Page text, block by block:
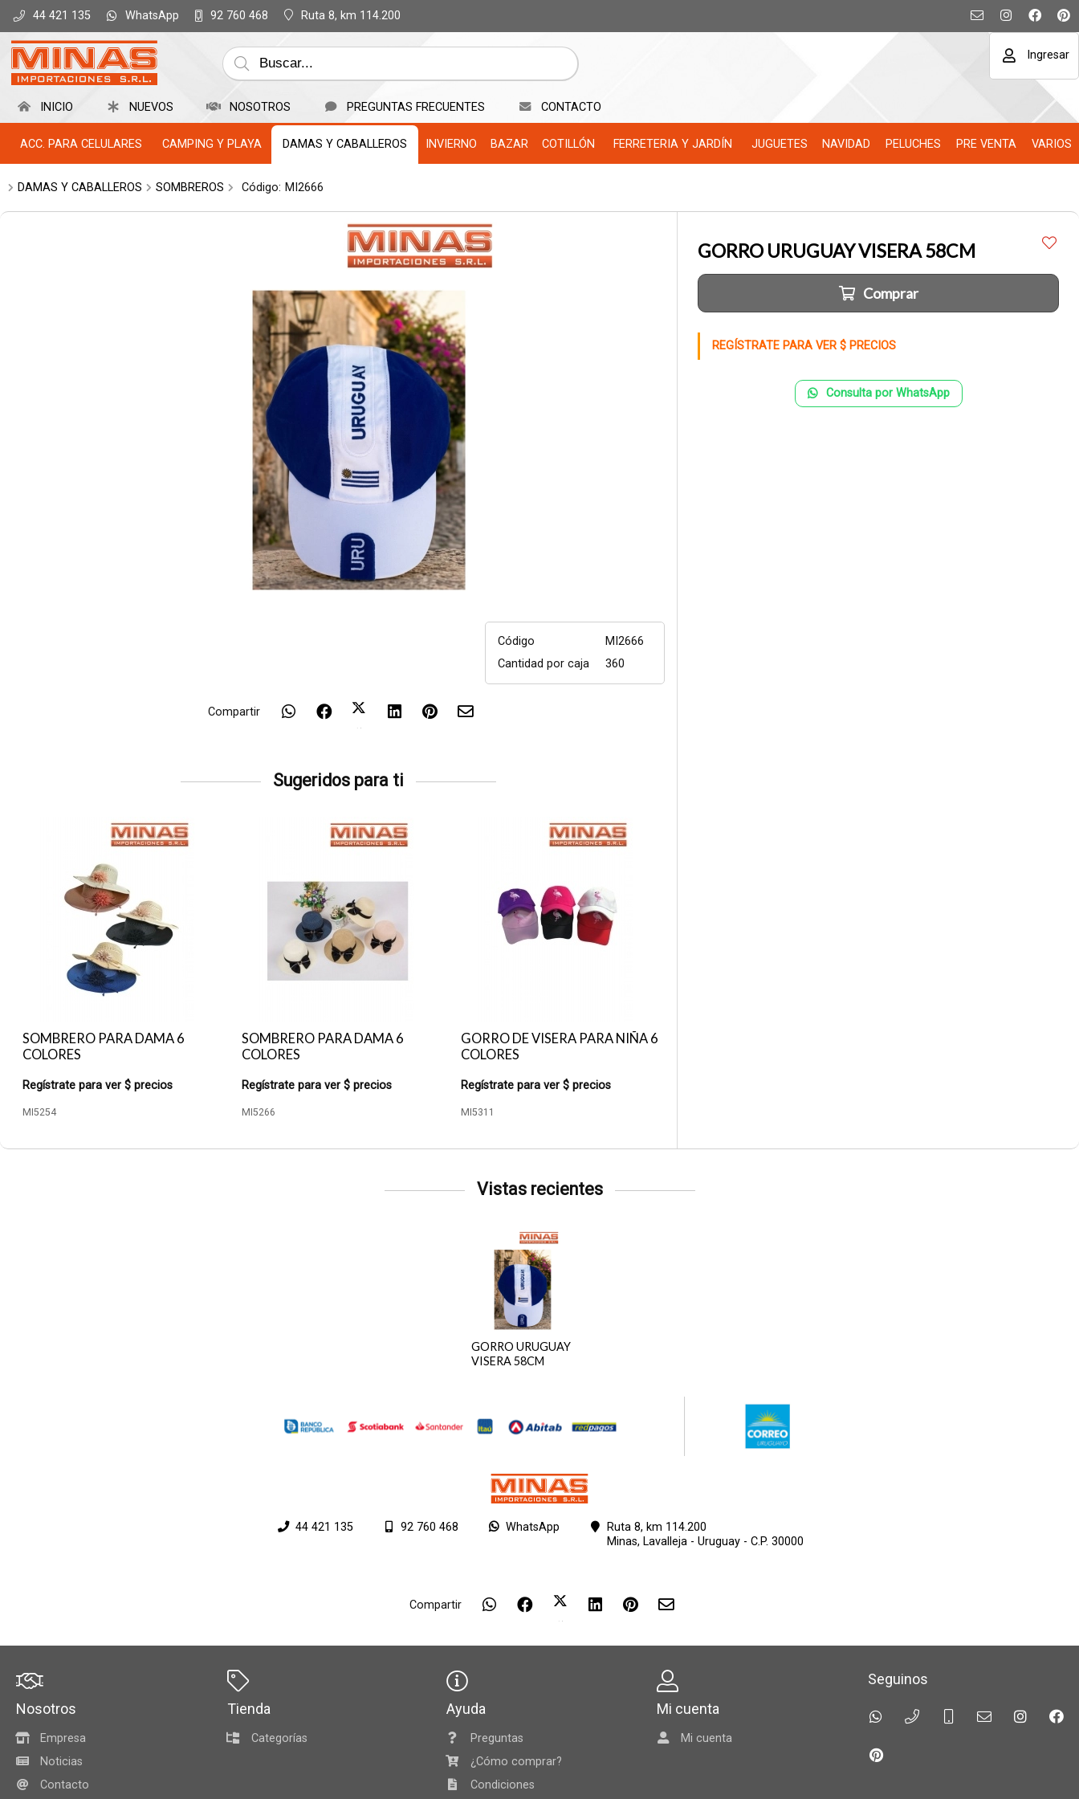
44 421 135 WhatsApp 92 760 468 Ruta 8, km 114.200
Ingresar
INICIO NUEVOS NOSOTROS PREGUNTAS FRECUENTES CONTACTO
ACC. PARA CELULARES CAMPING Y PLAYA DAMAS Y CABALLEROS INVIERNO BAZAR COTILLÓN FERRETERIA Y JARDÍN JUGUETES NAVIDAD PELUCHES PRE VENTA VARIOS
DAMAS Y CABALLEROS SOMBREROS Código: MI2666
Código
MI2666
Cantidad por caja
360
Compartir
Sugeridos para ti
SOMBRERO PARA DAMA 6
COLORES
Regístrate para ver $ precios
MI5254
SOMBRERO PARA DAMA 6
COLORES
Regístrate para ver $ precios
MI5266
GORRO DE VISERA PARA NIÑA 6
COLORES
Regístrate para ver $ precios
MI5311
GORRO URUGUAY VISERA 58CM
Comprar
REGÍSTRATE PARA VER $ PRECIOS
Consulta por WhatsApp
Vistas recientes
GORRO URUGUAY
VISERA 58CM
44 421 135 92 760 468 WhatsApp
Ruta 8, km 114.200
Minas, Lavalleja - Uruguay - C.P. 30000
Compartir
Nosotros
Empresa
Noticias
Contacto
Tienda
Categorías
Ayuda
Preguntas
¿Cómo comprar?
Condiciones
Mi cuenta
Mi cuenta
Seguinos